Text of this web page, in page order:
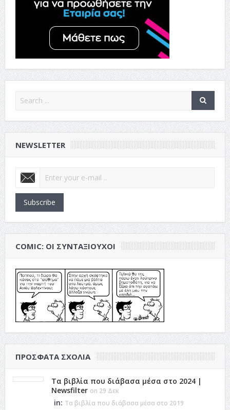
NEWSLETTER
Subscribe
COMIC: ΟΙ ΣΥΝΤΑΞΙΟΎΧΟΙ
ΠΡΌΣΦΑΤΑ ΣΧΌΛΙΑ
Τα βιβλία που διάβασα μέσα στο 2024 |
Newsfilter on 29 Δεκ
in: Τα βιβλία που διάβασα μέσα στο 2019